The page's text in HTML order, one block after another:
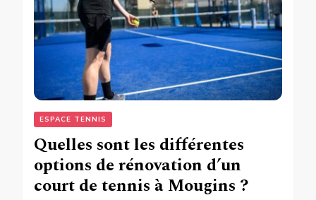
ESPACE TENNIS
Quelles sont les différentes
options de rénovation d’un
court de tennis à Mougins ?